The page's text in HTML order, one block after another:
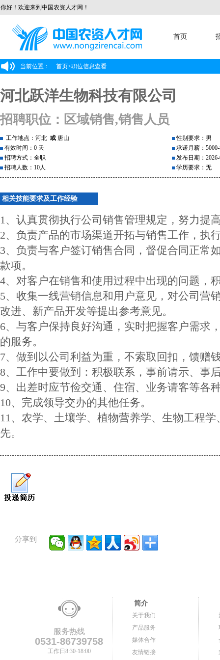
你好！欢迎来到中国农资人才网！
首页
当前位置： 首页>职位信息查看
河北跃洋生物科技有限公司
招聘职位：区域销售,销售人员
工作地点：河北 或 唐山
有效时间：0 天
招聘方式：全职
招聘人数：10人
性别要求：男
承诺月薪：5000-
发布日期：
学历要求：无
相关技能要求及工作经验
1、认真贯彻执行公司销售管理规定，努力提
2、负责产品的市场渠道开拓与销售工作，执
3、负责与客户签订销售合同，督促合同正常
款项。
4、对客户在销售和使用过程中出现的问题，
5、收集一线营销信息和用户意见，对公司营
改进、新产品开发等提出参考意见。
6、与客户保持良好沟通，实时把握客户需求
的服务。
7、做到以公司利益为重，不索取回扣，馈赠
8、工作中要做到：积极联系，事前请示、事
9、出差时应节俭交通、住宿、业务请客等各
10、完成领导交办的其他任务。
11、农学、土壤学、植物营养学、生物工程
先。
分享到
服务热线
0531-86739758
工作日8:30-18:00
简介
关于我们
产品服务
媒体合作
友情链接